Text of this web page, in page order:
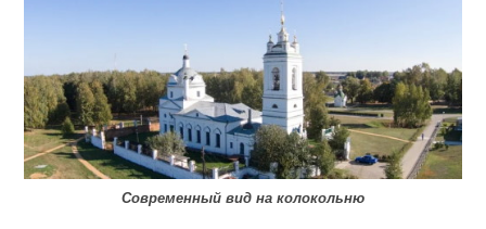
Современный вид на колокольню